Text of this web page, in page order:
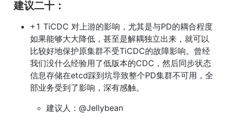
建议二十：
+1 TiCDC 对上游的影响，尤其是与PD的耦合程度
如果能够大大降低，甚至是解耦独立出来，就可以
比较好地保护原集群不受TiCDC的故障影响。曾经
我们没什么经验用了低版本的CDC，然后同步状态
信息存储在etcd踩到坑导致整个PD集群不可用，全
部业务受到了影响，深有感触。
建议人：@Jellybean